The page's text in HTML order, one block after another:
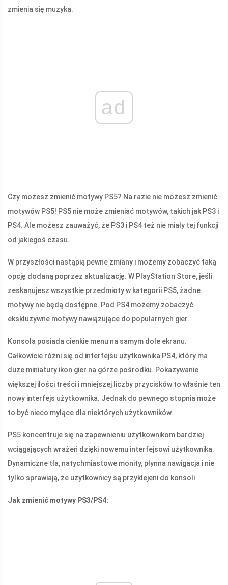
zmienia się muzyka.
ad
Czy możesz zmienić motywy PS5? Na razie nie możesz zmienić
motywów PS5! PS5 nie może zmieniać motywów, takich jak PS3 i
PS4. Ale możesz zauważyć, że PS3 i PS4 też nie miały tej funkcji
od jakiegoś czasu.
W przyszłości nastąpią pewne zmiany i możemy zobaczyć taką
opcję dodaną poprzez aktualizację. W PlayStation Store, jeśli
zeskanujesz wszystkie przedmioty w kategorii PS5, żadne
motywy nie będą dostępne. Pod PS4 możemy zobaczyć
ekskluzywne motywy nawiązujące do popularnych gier.
Konsola posiada cienkie menu na samym dole ekranu.
Całkowicie różni się od interfejsu użytkownika PS4, który ma
duże miniatury ikon gier na górze pośrodku. Pokazywanie
większej ilości treści i mniejszej liczby przycisków to właśnie ten
nowy interfejs użytkownika. Jednak do pewnego stopnia może
to być nieco mylące dla niektórych użytkowników.
PS5 koncentruje się na zapewnieniu użytkownikom bardziej
wciągających wrażeń dzięki nowemu interfejsowi użytkownika.
Dynamiczne tła, natychmiastowe monity, płynna nawigacja i nie
tylko sprawiają, że użytkownicy są przyklejeni do konsoli
Jak zmienić motywy PS3/PS4: